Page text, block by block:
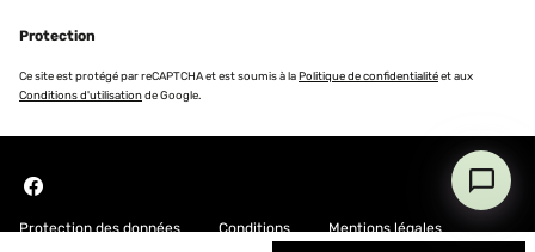
Protection
Ce site est protégé par reCAPTCHA et est soumis à laPolitique de confidentialitéet aux
Conditions d'utilisationde Google.
Protection des données Conditions Mentions légales